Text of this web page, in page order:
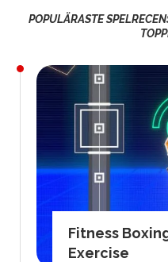
POPULÄRASTE
Fitness
Exercise